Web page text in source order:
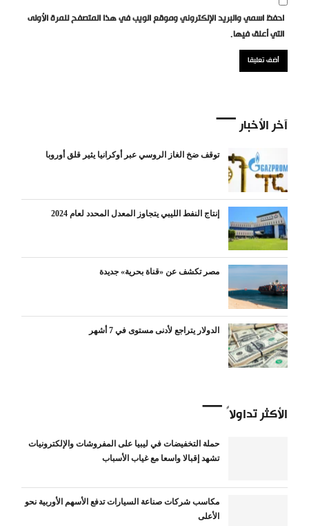
احفظ اسمي والبريد الإلكتروني وموقع الويب في هذا المتصفح للمرة الأولى
التي أعلق فيها.
آخر الأخبار
توقف ضخ الغاز الروسي عبر أوكرانيا يثير قلق أوروبا
إنتاج النفط الليبي يتجاوز المعدل المحدد لعام 2024
مصر تكشف عن «قناة بحرية» جديدة
الدولار يتراجع لأدنى مستوى في 7 أشهر
الأكثر تداولاً
حملة التخفيضات في ليبيا على المفروشات والإلكترونيات
تشهد إقبالا واسعا مع غياب الأسباب
مكاسب شركات صناعة السيارات تدفع الأسهم الأوربية نحو
الأعلى